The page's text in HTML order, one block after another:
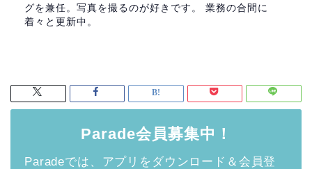
グを兼任。写真を撮るのが好きです。 業務の合間に
着々と更新中。
Parade会員募集中！
Paradeでは、アプリをダウンロード＆会員登